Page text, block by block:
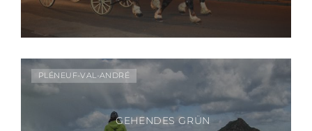
GEHENDES GRÜN
PLÉNEUF-VAL-ANDRÉ